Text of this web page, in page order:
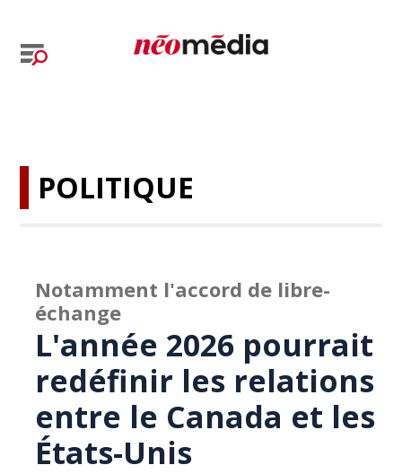
POLITIQUE
Notamment l'accord de libre-
échange
L'année 2026 pourrait
redéfinir les relations
entre le Canada et les
États-Unis